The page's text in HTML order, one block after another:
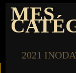
MES
2021